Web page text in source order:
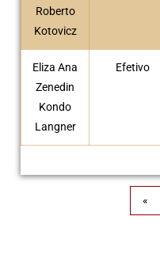
Roberto
Kotovicz
Eliza Ana
Zenedin
Kondo
Langner
Efetivo
«